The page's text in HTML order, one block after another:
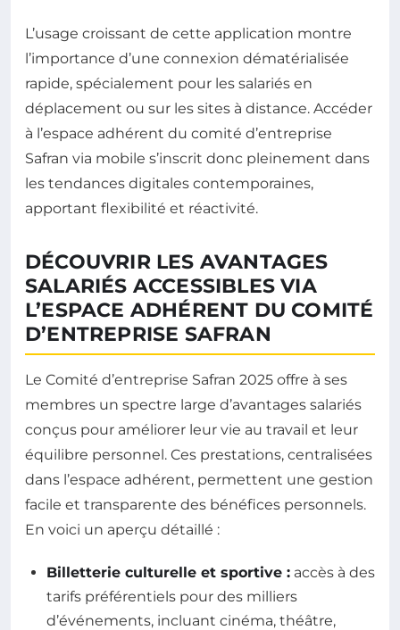
L’usage croissant de cette application montre
l’importance d’une connexion dématérialisée
rapide, spécialement pour les salariés en
déplacement ou sur les sites à distance. Accéder
à l’espace adhérent du comité d’entreprise
Safran via mobile s’inscrit donc pleinement dans
les tendances digitales contemporaines,
apportant flexibilité et réactivité.
DÉCOUVRIR LES AVANTAGES
SALARIÉS ACCESSIBLES VIA
L’ESPACE ADHÉRENT DU COMITÉ
D’ENTREPRISE SAFRAN
Le Comité d’entreprise Safran 2025 offre à ses
membres un spectre large d’avantages salariés
conçus pour améliorer leur vie au travail et leur
équilibre personnel. Ces prestations, centralisées
dans l’espace adhérent, permettent une gestion
facile et transparente des bénéfices personnels.
En voici un aperçu détaillé :
Billetterie culturelle et sportive : accès à des
tarifs préférentiels pour des milliers
d’événements, incluant cinéma, théâtre,